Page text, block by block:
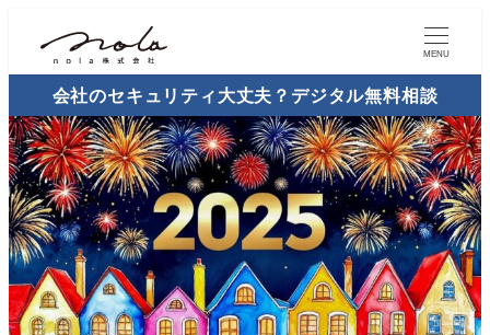
MENU
会社のセキュリティ大丈夫？デジタル無料相談